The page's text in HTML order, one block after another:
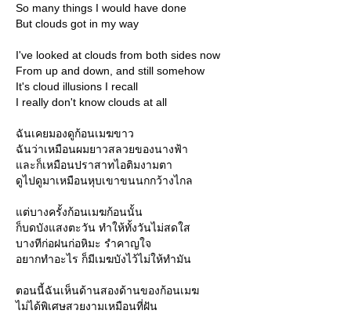
So many things I would have done
But clouds got in my way
I've looked at clouds from both sides now
From up and down, and still somehow
It's cloud illusions I recall
I really don't know clouds at all
ฉันเคยมองดูก้อนเมฆขาว
ฉันว่าเหมือนผมยาวสลวยของนางฟ้า
ละก็เหมือนปราสาทไอติมงามตา
ดูไปดูมาเหมือนหุบเขาขนนกกว้างไกล
ต่บางครั้งก้อนเมฆก้อนนั้น
ก็บดบังแสงตะวัน ทำให้ทั้งวันไม่สดใส
บางทีก่อฝนก่อหิมะ รำคาญใจ
อยากทำอะไร ก็มีเมฆบังไว้ไม่ให้ทำมัน
ตอนนี้ฉันเห็นด้านสองด้านของก้อนเมฆ
ไม่ได้พิเศษสวยงามเหมือนที่ฝัน